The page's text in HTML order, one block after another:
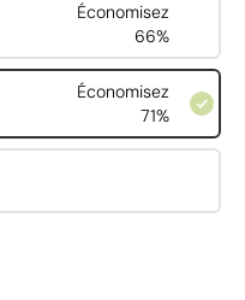
Économisez
66%
Économisez
71%